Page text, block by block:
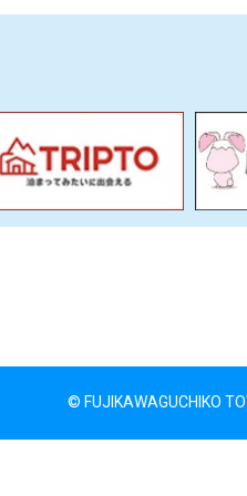
© FUJIKAWAGUCHIKO